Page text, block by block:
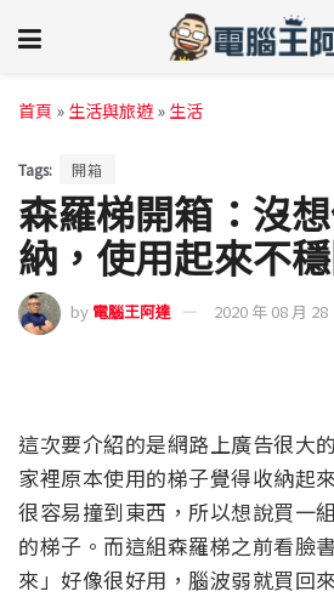
首頁 » 生活與旅遊 » 生活
Tags: 開箱
森羅梯開箱：沒
納，使用起來不
by 電腦王阿達 2020 年 08 月 28
這次要介紹的是網路上廣告很大
家裡原本使用的梯子覺得收納起
很容易撞到東西，所以想說買一
的梯子。而這組森羅梯之前看臉
來」好像很好用，腦波弱就買回